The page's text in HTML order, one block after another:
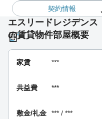
契約情報
エスリードレジデン
の賃貸物件部屋概要
家賃 ***
共益費 ***
敷金/礼金 *** / ***